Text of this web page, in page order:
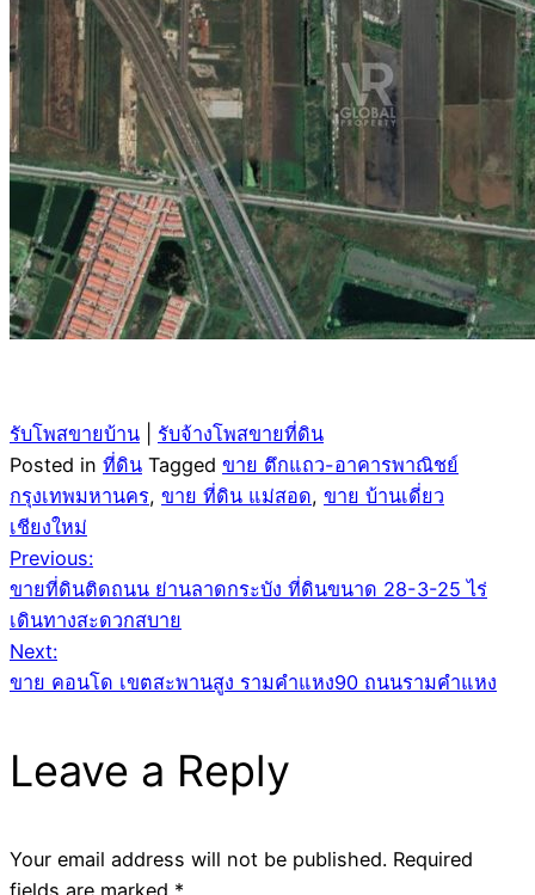
รับโพสขายบ้าน
รับจ้างโพสขายที่ดิน
Posted in ที่ดิน Tagged ขาย ตึกแถว-อาคารพาณิชย์
กรุงเทพมหานคร, ขาย ที่ดิน แม่สอด, ขาย บ้านเดี่ยว
เชียงใหม่
Post
navigation
Previous:
ขายที่ดินติดถนน ย่านลาดกระบัง ที่ดินขนาด 28-3-25 ไร่
เดินทางสะดวกสบาย
Next:
ขาย คอนโด เขตสะพานสูง รามคำแหง90 ถนนรามคำแหง
Leave a Reply
Your email address will not be published. Required
fields are marked *